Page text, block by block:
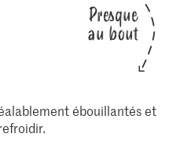
Presque
au bout
ébouillantés et